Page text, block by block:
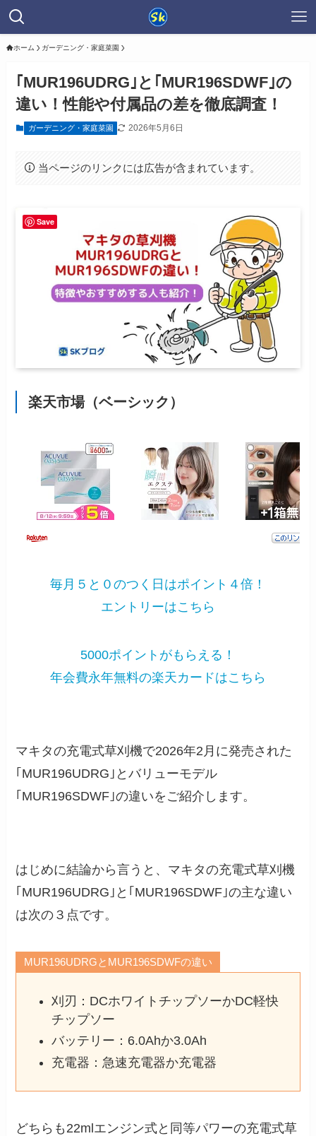
ホーム ガーデニング・家庭菜園
｢MUR196UDRG｣と｢MUR196SDWF｣の
違い！性能や付属品の差を徹底調査！
ガーデニング・家庭菜園 2026年5月6日
当ページのリンクには広告が含まれています。
楽天市場（ベーシック）
毎月５と０のつく日はポイント４倍！
エントリーはこちら
5000ポイントがもらえる！
年会費永年無料の楽天カードはこちら
マキタの充電式草刈機で2026年2月に発売された
｢MUR196UDRG｣とバリューモデル
｢MUR196SDWF｣の違いをご紹介します。
はじめに結論から言うと、マキタの充電式草刈機
｢MUR196UDRG｣と｢MUR196SDWF｣の主な違い
は次の３点です。
MUR196UDRGとMUR196SDWFの違い
刈刃：DCホワイトチップソーかDC軽快
チップソー
バッテリー：6.0Ahか3.0Ah
充電器：急速充電器か充電器
どちらも22mlエンジン式と同等パワーの充電式草
Save